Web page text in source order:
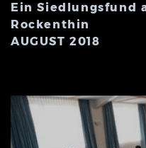
Ein Siedlungsfund
Rockenthin
AUGUST 2018